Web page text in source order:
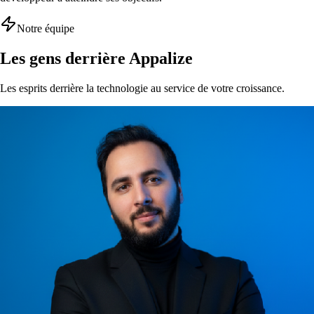
Notre équipe
Les gens derrière Appalize
Les esprits derrière la technologie au service de votre croissance.